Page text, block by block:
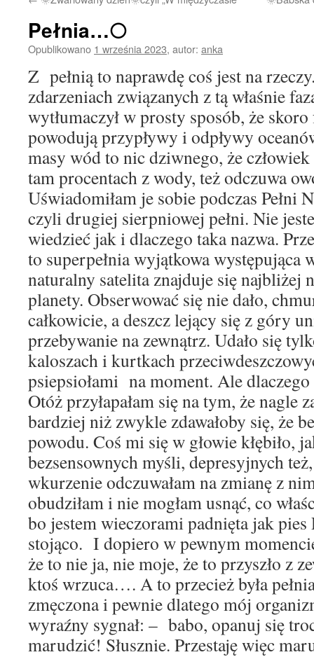
Pełnia…🌕
Opublikowano 1 września 2023, autor: anka
Z pełnią to naprawdę coś jest na
zdarzeniach związanych z tą właśnie
wytłumaczył w prosty sposób, że
powodują przypływy i odpływy
masy wód to nic dziwnego, że
tam procentach z wody, też odczuwa
Uświadomiłam je sobie podczas Pełni
czyli drugiej sierpniowej pełni. Nie
wiedzieć jak i dlaczego taka nazwa.
to superpełnia wyjątkowa występująca
naturalny satelita znajduje się najbliżej
planety. Obserwować się nie dało,
całkowicie, a deszcz lejący się z góry
przebywanie na zewnątrz. Udało się
kaloszach i kurtkach
psiepsiołami na moment. Ale dlaczego
Otóż przyłapałam się na tym, że nagle
bardziej niż zwykle zdawałoby się, że
powodu. Coś mi się w głowie kłębiło,
bezsensownych myśli, depresyjnych
wkurzenie odczuwałam na zmianę z
obudziłam i nie mogłam usnąć, co
bo jestem wieczorami padnięta jak
stojąco. I dopiero w pewnym
że to nie ja, nie moje, że to przyszło z
ktoś wrzuca…. A to przecież była
zmęczona i pewnie dlatego mój
wyraźny sygnał: – babo, opanuj się
marudzić! Słusznie. Przestaję więc